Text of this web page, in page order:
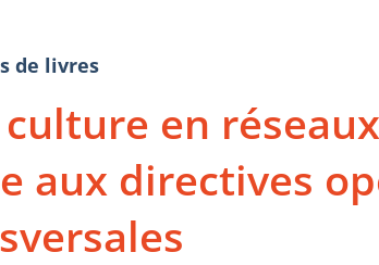
de livres
culture en
aux directives